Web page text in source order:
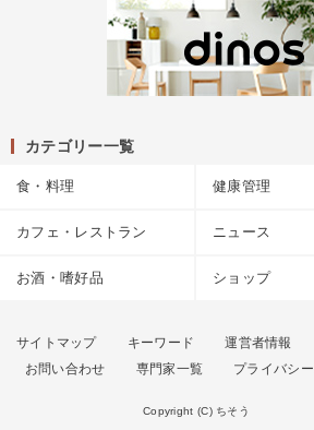
カテゴリー一覧
食・料理 健康管理
カフェ・レストラン ニュース
お酒・嗜好品 ショップ
サイトマップ キーワード 運営者情報
お問い合わせ
専門家一覧 プライバシ
Copyright (C) ちそう